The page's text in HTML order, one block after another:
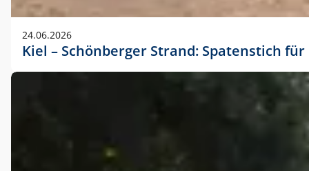
24.06.2026
Kiel – Schönberger Strand: Spatenstich